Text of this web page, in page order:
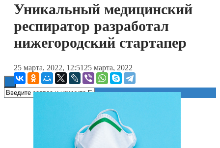
Уникальный медицинский
респиратор разработал
нижегородский стартапер
25 марта, 2022, 12:51 25 марта, 2022